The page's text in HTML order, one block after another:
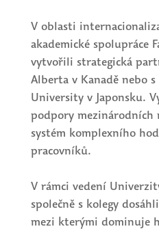
V oblasti
akademické spolupráce
vytvořili strategická
Alberta v Kanadě nebo
University v Japonsku.
podpory
systém komplexního
pracovníků.
V rámci vedení
společně s kolegy
mezi kterými dominuje